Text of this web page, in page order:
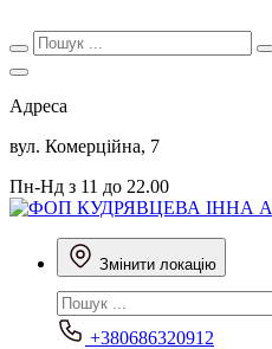
Адреса
вул. Комерційна, 7
Пн-Нд з 11 до 22.00
Змінити локацію
+380686320912